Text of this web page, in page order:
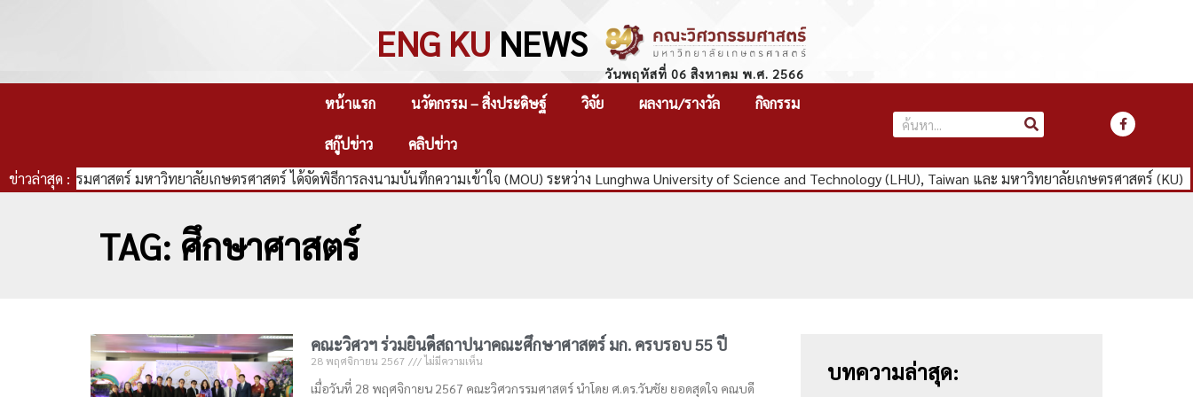
ENG KU NEWS
วันพฤหัสที่ 06 สิงหาคม พ.ศ. 2566
หน้าแรก นวัตกรรม – สิ่งประดิษฐ์ วิจัย ผลงาน/รางวัล กิจกรรม
สกู๊ปข่าว
คลิปข่าว
ข่าวล่าสุด :
คณะวิศวกรรมศาสตร์ มหาวิทยาลัยเกษตรศาสตร์ ได้จัดพิธีการลงนามบันทึกความเข้าใจ (MOU) ระหว่าง Lunghwa University of Science and Technology (LHU), Taiwan และ มหาวิทยาลัยเกษตรศาสตร์ (KU)
TAG: ศึกษาศาสตร์
คณะวิศวฯ ร่วมยินดีสถาปนาคณะศึกษาศาสตร์ มก. ครบรอบ 55 ปี
28 พฤศจิกายน 2567 ไม่มีความเห็น
เมื่อวันที่ 28 พฤศจิกายน 2567 คณะวิศวกรรมศาสตร์ นำโดย ศ.ดร.วันชัย ยอดสุดใจ คณบดี
บทความล่าสุด: